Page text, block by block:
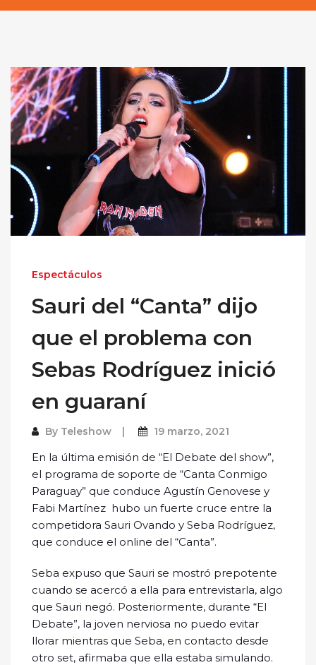
Espectáculos
Sauri del “Canta” dijo
que el problema con
Sebas Rodríguez inició
en guaraní
By Teleshow 19 marzo, 2021
En la última emisión de “El Debate del show”,
el programa de soporte de “Canta Conmigo
Paraguay” que conduce Agustín Genovese y
Fabi Martínez hubo un fuerte cruce entre la
competidora Sauri Ovando y Seba Rodríguez,
que conduce el online del “Canta”.
Seba expuso que Sauri se mostró prepotente
cuando se acercó a ella para entrevistarla, algo
que Sauri negó. Posteriormente, durante “El
Debate”, la joven nerviosa no puedo evitar
llorar mientras que Seba, en contacto desde
otro set, afirmaba que ella estaba simulando.